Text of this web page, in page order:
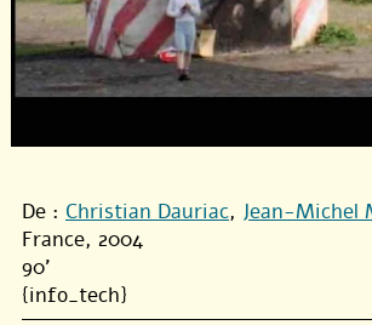
De : Christian Dauriac, Jean-Michel
France, 2004
90'
{info_tech}